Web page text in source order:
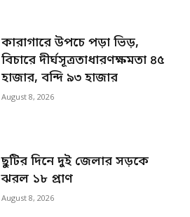
কারাগারে উপচে পড়া ভিড়,
বিচারে দীর্ঘসূত্রতাধারণক্ষমতা ৪৫
হাজার, বন্দি ৯৩ হাজার
August 8, 2026
ছুটির দিনে দুই জেলার সড়কে
ঝরল ১৮ প্রাণ
August 8, 2026